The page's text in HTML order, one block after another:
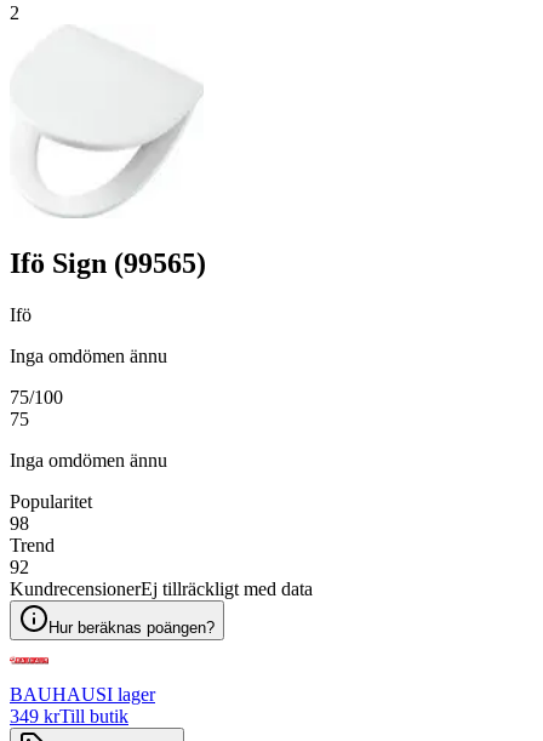
2
Ifö Sign (99565)
Ifö
Inga omdömen ännu
75/100
75
Inga omdömen ännu
Popularitet
98
Trend
92
KundrecensionerEj tillräckligt med data
Hur beräknas poängen?
BAUHAUSI lager
349 krTill butik